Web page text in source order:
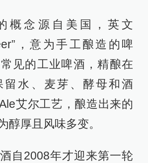
概念源自美国，英文
，意为手工酿造的啤
见的工业啤酒，精酿在
留水、麦芽、酵母和酒
艾尔工艺，酿造出来的
醇厚且风味多变。
自2008年才迎来第一轮